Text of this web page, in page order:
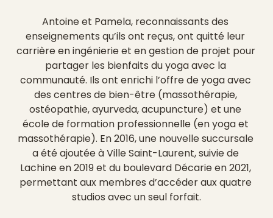
Antoine et Pamela, reconnaissants des
enseignements qu’ils ont reçus, ont quitté leur
carrière en ingénierie et en gestion de projet pour
partager les bienfaits du yoga avec la
communauté. Ils ont enrichi l’offre de yoga avec
des centres de bien-être (massothérapie,
ostéopathie, ayurveda, acupuncture) et une
école de formation professionnelle (en yoga et
massothérapie). En 2016, une nouvelle succursale
a été ajoutée à Ville Saint-Laurent, suivie de
Lachine en 2019 et du boulevard Décarie en 2021,
permettant aux membres d’accéder aux quatre
studios avec un seul forfait.